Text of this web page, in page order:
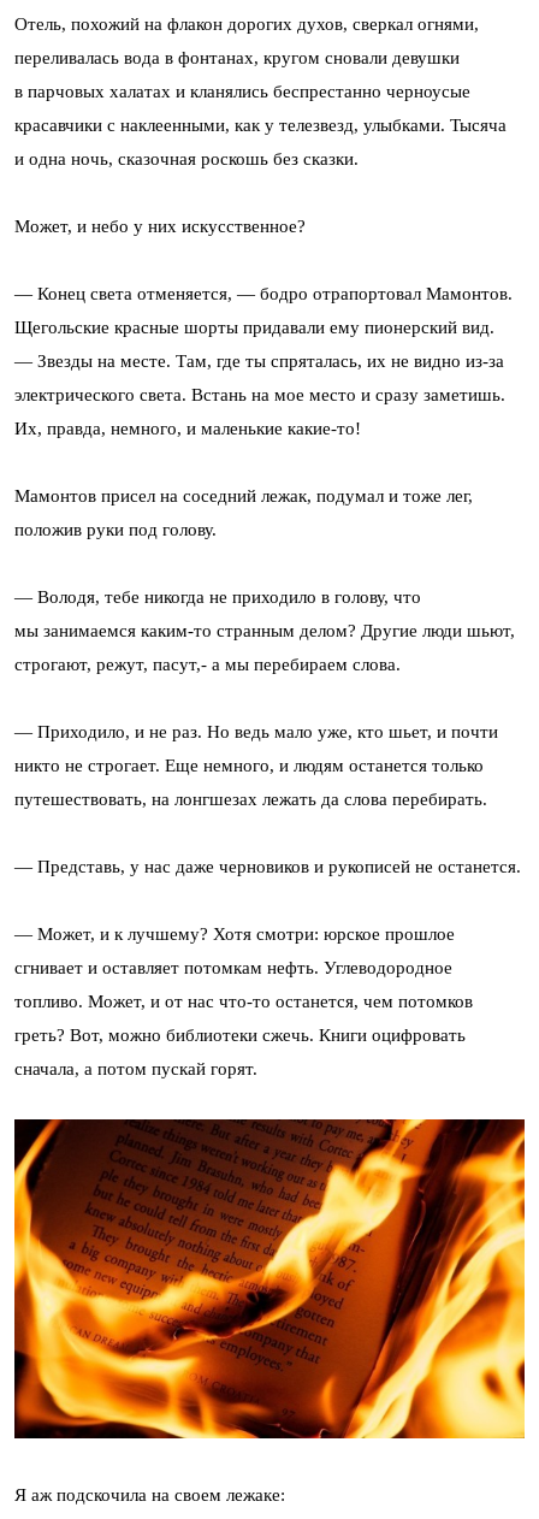
Отель, похожий на флакон дорогих духов, сверкал огнями,
переливалась вода в фонтанах, кругом сновали девушки
в парчовых халатах и кланялись беспрестанно черноусые
красавчики с наклеенными, как у телезвезд, улыбками. Тысяча
и одна ночь, сказочная роскошь без сказки.
Может, и небо у них искусственное?
— Конец света отменяется, — бодро отрапортовал Мамонтов.
Щегольские красные шорты придавали ему пионерский вид.
— Звезды на месте. Там, где ты спряталась, их не видно из-за
электрического света. Встань на мое место и сразу заметишь.
Их, правда, немного, и маленькие какие-то!
Мамонтов присел на соседний лежак, подумал и тоже лег,
положив руки под голову.
— Володя, тебе никогда не приходило в голову, что
мы занимаемся каким-то странным делом? Другие люди шьют,
строгают, режут, пасут,- а мы перебираем слова.
— Приходило, и не раз. Но ведь мало уже, кто шьет, и почти
никто не строгает. Еще немного, и людям останется только
путешествовать, на лонгшезах лежать да слова перебирать.
— Представь, у нас даже черновиков и рукописей не останется.
— Может, и к лучшему? Хотя смотри: юрское прошлое
сгнивает и оставляет потомкам нефть. Углеводородное
топливо. Может, и от нас что-то останется, чем потомков
греть? Вот, можно библиотеки сжечь. Книги оцифровать
сначала, а потом пускай горят.
Я аж подскочила на своем лежаке: